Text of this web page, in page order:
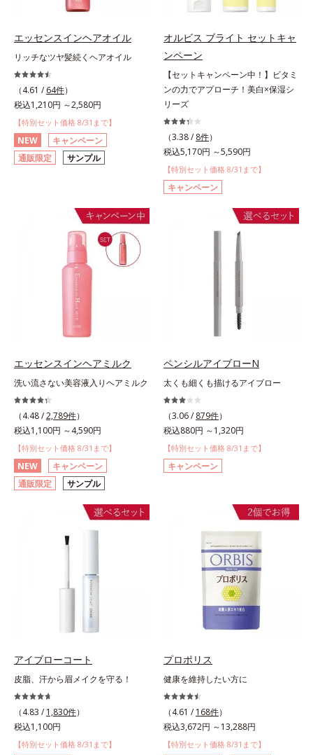
エッセンスインヘアオイル
リッチなツヤ髪続くヘアオイル
（4.61 / 64件）
税込1,210円 ～2,580円
【特別セット価格 8/31まで】
NEW
キャンペーン
通販限定
サンプル
オルビス ブライト セットキャ
ンペーン
【セットキャンペーン中！】ビタミ
ンの力でアプローチ！美白×保湿シ
リーズ
（3.38 / 8件）
税込5,170円 ～5,590円
【特別セット価格 8/31まで】
キャンペーン
エッセンスインヘアミルク
洗い流さない美容液入りヘアミルク
（4.48 /2,789件）
税込1,100円 ～4,590円
【特別セット価格 8/31まで】
NEW
キャンペーン
通販限定
サンプル
ペンシルアイブローN
太くも細くも描けるアイブロー
（3.06 / 879件）
税込880円 ～1,320円
【特別セット価格 8/31まで】
キャンペーン
アイブローコート
皮脂、汗から眉メイクを守る！
（4.83 / 1,830件）
税込1,100円
【特別セット価格 8/31まで】
プロポリス
健康を維持したい方に
（4.61 / 168件）
税込3,672円 ～13,288円
【特別セット価格 8/31まで】